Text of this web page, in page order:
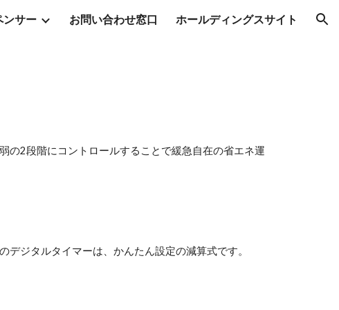
ンサー お問い合わせ窓口 ホールディングスサイト
の2段階にコントロールすることで緩急自在の省エネ運
ジタルタイマーは、かんたん設定の減算式です。